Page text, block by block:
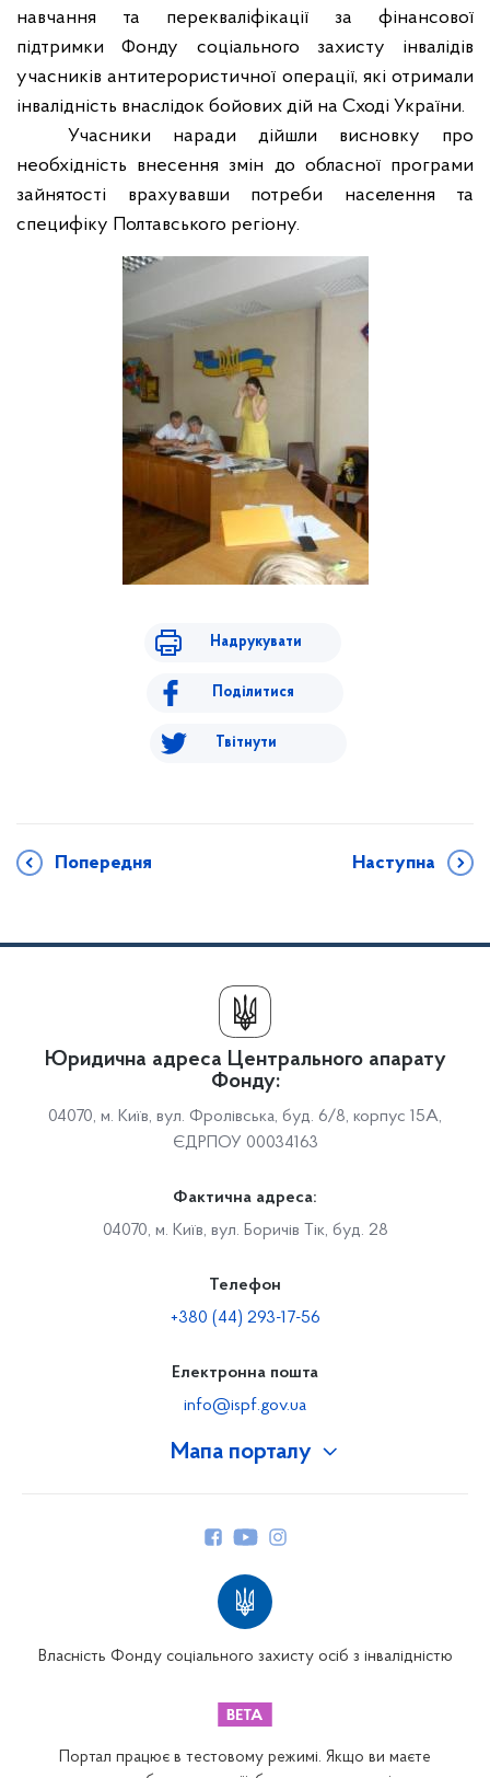
навчання та перекваліфікації за фінансової
підтримки Фонду соціального захисту інвалідів
учасників антитерористичної операції, які отримали
інвалідність внаслідок бойових дій на Сході України.
Учасники наради дійшли висновку про
необхідність внесення змін до обласної програми
зайнятості врахувавши потреби населення та
специфіку Полтавського регіону.
Надрукувати
Поділитися
Твітнути
Попередня Наступна
Мапа порталу
Юридична адреса Центрального апарату
Фонду:
04070, м. Київ, вул. Фролівська, буд. 6/8, корпус 15А,
ЄДРПОУ 00034163
Фактична адреса:
04070, м. Київ, вул. Боричів Тік, буд. 28
Телефон
+380 (44) 293-17-56
Електронна пошта
info@ispf.gov.ua
Власність Фонду соціального захисту осіб з інвалідністю
Портал працює в тестовому режимі. Якщо ви маєте